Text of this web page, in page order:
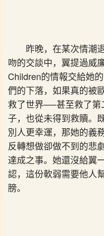
昨晚，在某次情潮
吻的交談中，翼提過威
Children的情報交給她
們的下落，如果真的被
救了世界──甚至救了
子，也從未得到救贖。
別人更幸運，那她的義
反轉想做卻做不到的悲
達成之事。她還沒給翼
認，這份軟弱需要他人
膀。